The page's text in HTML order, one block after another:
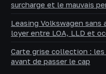
surcharge et le mauvais
Leasing Volkswagen
loyer entre LOA, LLD et
Carte grise collection :
avant de passer le cap